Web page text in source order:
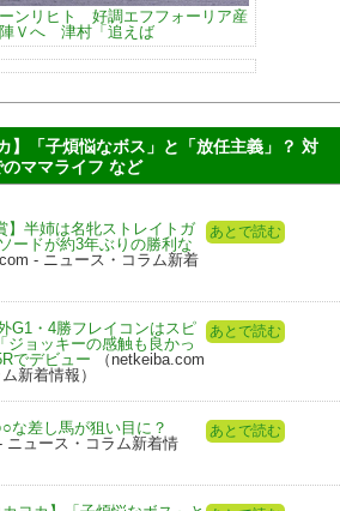
ーンリヒト 好調エフフォーリア産
Ｖへ 津村「追えば
】「子煩悩なボス」と「放任主義」？ 対
ママライフ など
】半姉は名牝ストレイトガ
ードが約3年ぶりの勝利な
- ニュース・コラム新着
あとで読む
G1・4勝フレイコンはスピ
ョッキーの感触も良かっ
でデビュー （netkeiba.com
新着情報）
あとで読む
な差し馬が狙い目に？
ニュース・コラム新着情
あとで読む